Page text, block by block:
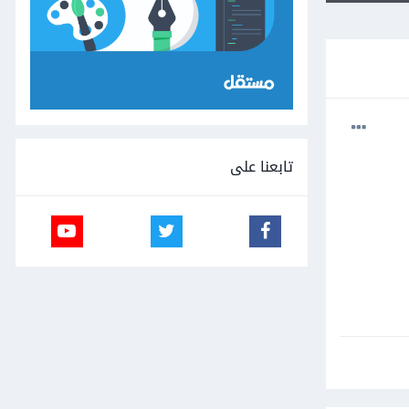
تابعنا على